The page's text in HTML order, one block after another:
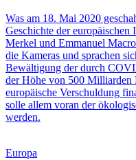
Was am 18. Mai 2020
Geschichte der europäischen
Merkel und Emmanuel
die Kameras und sprachen
Bewältigung der durch
der Höhe von 500 Milliarden
europäische Verschuldung
solle allem voran der
werden.
Europa